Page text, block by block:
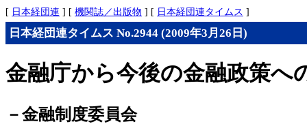
[ 日本経団連 ] [ 機関誌／出版物 ] [ 日本経団連タイムス ]
日本経団連タイムス No.2944 (2009年3月26日)
金融庁から今後の金融政策へ
－金融制度委員会